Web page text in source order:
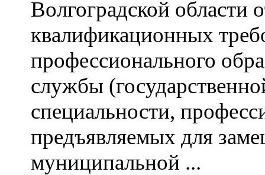
Волгоградской области
квалификационных
профессионального
службы
специальности,
предъявляемых для
муниципальной ...